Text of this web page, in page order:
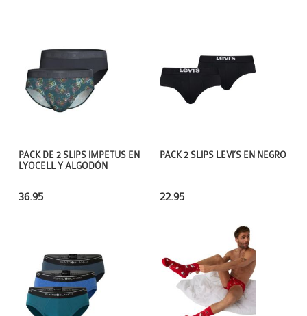
PACK 2 SLIPS LEVI´S EN NEGRO
22.95
PACK DE 2 SLIPS IMPETUS EN
LYOCELL Y ALGODÓN
36.95